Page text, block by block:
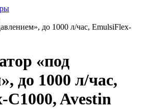
до 1000 л/час, EmulsiFlex-
«под
до 1000 л/час,
Avestin